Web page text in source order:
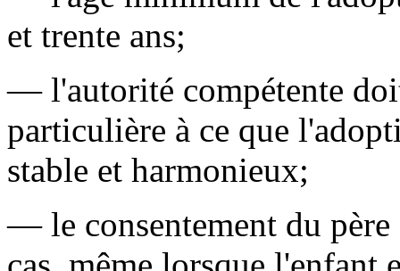
et trente ans;
— l'autorité compétente
particulière à ce que
stable et harmonieux;
— le consentement du père